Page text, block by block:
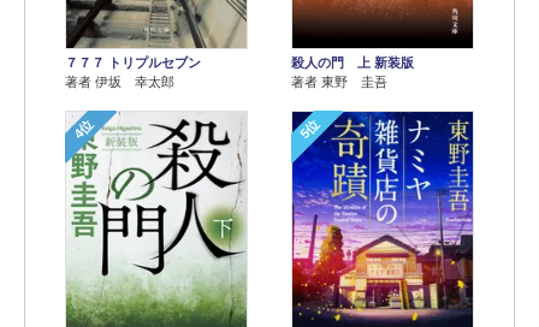
７７７ トリプルセブン
著者 伊坂 幸太郎
殺人の門 上 新装版
著者 東野 圭吾
4位 5位